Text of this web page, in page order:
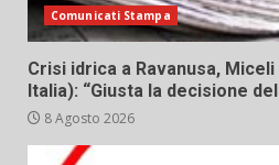
Comunicati Stampa
Crisi idrica a Ravanusa,
Italia): “Giusta la decisione
8 Agosto 2026